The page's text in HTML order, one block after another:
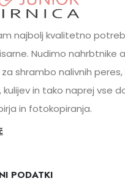
najbolj kvalitetno
Nudimo nahrbtnike
shrambo nalivnih peres,
kulijev in tako naprej vse
in fotokopiranja.
PODATKI